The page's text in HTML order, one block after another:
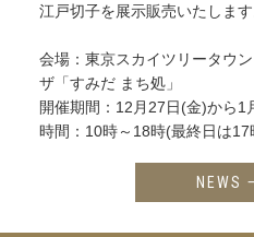
江戸切子を展示販売いたします
会場：東京スカイツリータウ
ザ「すみだ まち処」
開催期間：12月27日(金)から1
時間：10時～18時(最終日は17
NEWS